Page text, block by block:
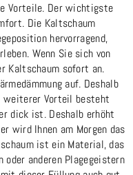
Vorteile. Der wichtigste
Die Kaltschaum
hervorragend,
Wenn Sie sich von
Kaltschaum sofort an.
auf. Deshalb
Vorteil besteht
dick ist. Deshalb erhöht
wird Ihnen am Morgen das
ist ein Material, das
anderen Plagegeistern